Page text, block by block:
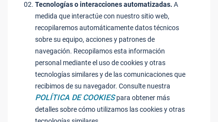
Tecnologías o interacciones automatizadas. A
medida que interactúe con nuestro sitio web,
recopilaremos automáticamente datos técnicos
sobre su equipo, acciones y patrones de
navegación. Recopilamos esta información
personal mediante el uso de cookies y otras
tecnologías similares y de las comunicaciones que
recibimos de su navegador. Consulte nuestra
POLÍTICA DE COOKIESpara obtener más
detalles sobre cómo utilizamos las cookies y otras